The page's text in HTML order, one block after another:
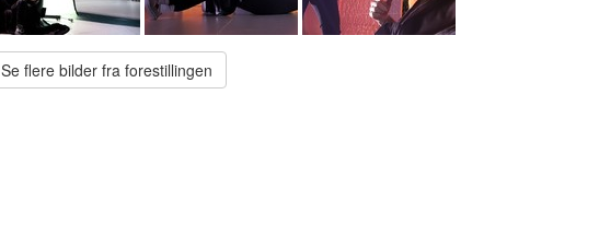
Se flere bilder fra forestillingen